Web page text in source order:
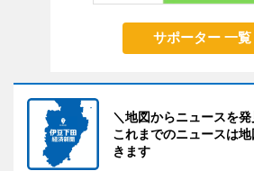
サポーター 一覧
＼地図からニュースを発
これまでのニュースは
きます